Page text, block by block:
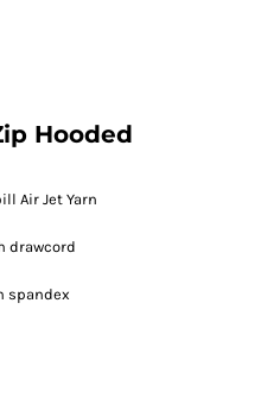
Hooded
Air Jet Yarn
drawcord
spandex